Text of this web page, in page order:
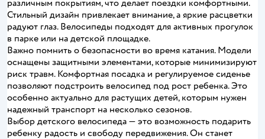
различным покрытиям, что делает поездки комфортными.
Стильный дизайн привлекает внимание, а яркие расцветки
радуют глаз. Велосипеды подходят для активных прогулок
в парке или на детской площадке.
Важно помнить о безопасности во время катания. Модели
оснащены защитными элементами, которые минимизируют
риск травм. Комфортная посадка и регулируемое сиденье
позволяют подстроить велосипед под рост ребенка. Это
особенно актуально для растущих детей, которым нужен
надежный транспорт на несколько сезонов.
Выбор детского велосипеда — это возможность подарить
ребенку радость и свободу передвижения. Он станет